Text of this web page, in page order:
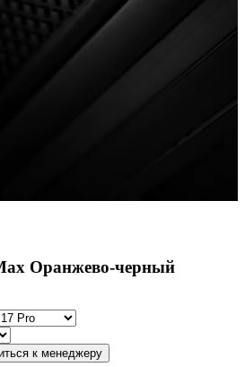
Оранжево-черный
к менеджеру